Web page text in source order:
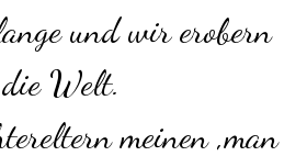
und wir erobern
die Welt.
meinen ,man